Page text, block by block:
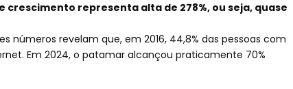
crescimento representa alta de 278%, ou seja, quase
números revelam que, em 2016, 44,8% das pessoas com
Em 2024, o patamar alcançou praticamente 70%